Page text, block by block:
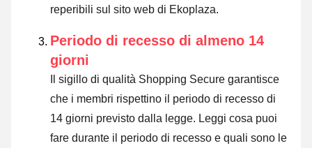
reperibili sul sito web di Ekoplaza.
Periodo di recesso di almeno 14
giorni
Il sigillo di qualità Shopping Secure garantisce
che i membri rispettino il periodo di recesso di
14 giorni previsto dalla legge. Leggi cosa puoi
fare durante il periodo di recesso e quali sono le